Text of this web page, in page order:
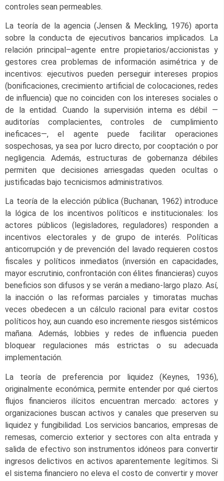
controles sean permeables.
La teoría de la agencia (Jensen & Meckling, 1976) aporta
sobre la conducta de ejecutivos bancarios implicados. La
relación principal–agente entre propietarios/accionistas y
gestores crea problemas de información asimétrica y de
incentivos: ejecutivos pueden perseguir intereses propios
(bonificaciones, crecimiento artificial de colocaciones, redes
de influencia) que no coinciden con los intereses sociales o
de la entidad. Cuando la supervisión interna es débil —
auditorías complacientes, controles de cumplimiento
ineficaces—, el agente puede facilitar operaciones
sospechosas, ya sea por lucro directo, por cooptación o por
negligencia. Además, estructuras de gobernanza débiles
permiten que decisiones arriesgadas queden ocultas o
justificadas bajo tecnicismos administrativos.
La teoría de la elección pública (Buchanan, 1962) introduce
la lógica de los incentivos políticos e institucionales: los
actores públicos (legisladores, reguladores) responden a
incentivos electorales y de grupo de interés. Políticas
anticorrupción y de prevención del lavado requieren costos
fiscales y políticos inmediatos (inversión en capacidades,
mayor escrutinio, confrontación con élites financieras) cuyos
beneficios son difusos y se verán a mediano-largo plazo. Así,
la inacción o las reformas parciales y timoratas muchas
veces obedecen a un cálculo racional para evitar costos
políticos hoy, aun cuando eso incremente riesgos sistémicos
mañana. Además, lobbies y redes de influencia pueden
bloquear regulaciones más estrictas o su adecuada
implementación.
La teoría de preferencia por liquidez (Keynes, 1936),
originalmente económica, permite entender por qué ciertos
flujos financieros ilícitos encuentran mercado: actores y
organizaciones buscan activos y canales que preserven su
liquidez y fungibilidad. Los servicios bancarios, empresas de
remesas, comercio exterior y sectores con alta entrada y
salida de efectivo son instrumentos idóneos para convertir
ingresos delictivos en activos aparentemente legítimos. Si
el sistema financiero no eleva el costo de convertir y mover